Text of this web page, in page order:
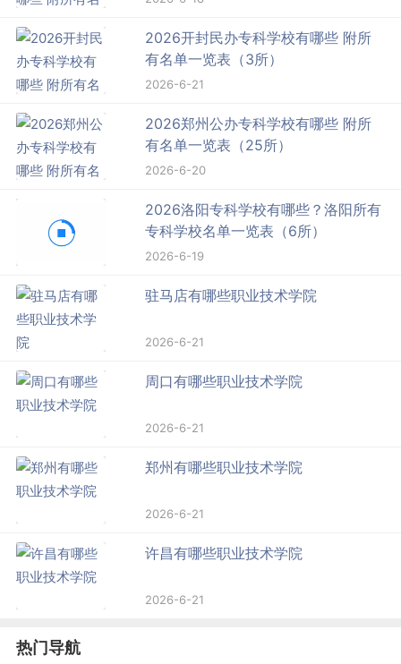
2026开封民办专科学校有哪些 附所
有名单一览表（3所）
2026-6-21
2026郑州公办专科学校有哪些 附所
有名单一览表（25所）
2026-6-20
2026洛阳专科学校有哪些？洛阳所有
专科学校名单一览表（6所）
2026-6-19
驻马店有哪些职业技术学院
2026-6-21
周口有哪些职业技术学院
2026-6-21
郑州有哪些职业技术学院
2026-6-21
许昌有哪些职业技术学院
2026-6-21
热门导航